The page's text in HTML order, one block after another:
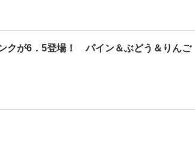
クが6．5登場！ パイン＆ぶどう＆りんご